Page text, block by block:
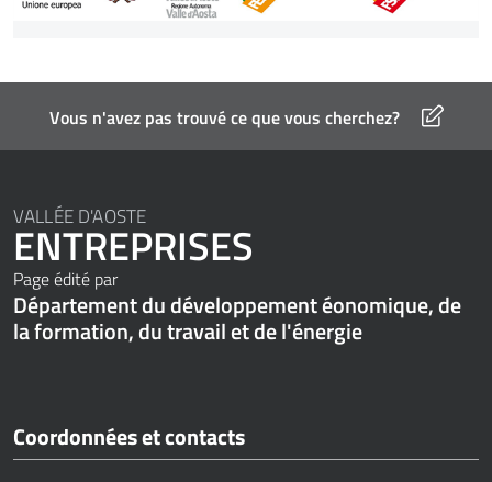
Vous n'avez pas trouvé ce que vous cherchez?
VALLÉE D'AOSTE
ENTREPRISES
Page édité par
Département du développement éonomique, de
la formation, du travail et de l'énergie
Coordonnées et contacts